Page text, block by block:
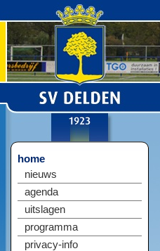
home
nieuws
agenda
uitslagen
programma
privacy-info